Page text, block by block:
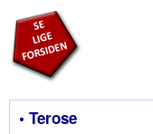
• Terose